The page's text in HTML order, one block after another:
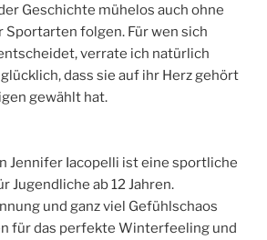
Geschichte mühelos auch ohne
Sportarten folgen. Für wen sich
verrate ich natürlich
dass sie auf ihr Herz gehört
gewählt hat.
Jennifer Iacopelli ist eine sportliche
Jugendliche ab 12 Jahren.
und ganz viel Gefühlschaos
für das perfekte Winterfeeling und